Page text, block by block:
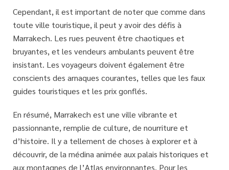
Cependant, il est important de noter que comme dans
toute ville touristique, il peut y avoir des défis à
Marrakech. Les rues peuvent être chaotiques et
bruyantes, et les vendeurs ambulants peuvent être
insistant. Les voyageurs doivent également être
conscients des arnaques courantes, telles que les faux
guides touristiques et les prix gonflés.
En résumé, Marrakech est une ville vibrante et
passionnante, remplie de culture, de nourriture et
d’histoire. Il y a tellement de choses à explorer et à
découvrir, de la médina animée aux palais historiques et
aux montagnes de l’Atlas environnantes. Pour les